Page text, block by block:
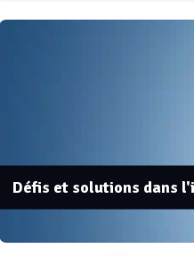
Défis et solutions dans